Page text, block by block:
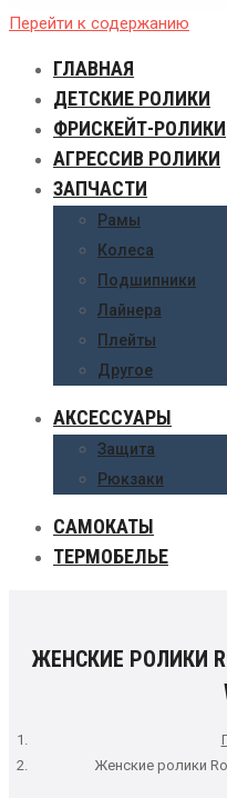
Перейти к содержанию
ГЛАВНАЯ
ДЕТСКИЕ РОЛИКИ
ФРИСКЕЙТ-РОЛИКИ
АГРЕССИВ РОЛИКИ
ЗАПЧАСТИ
Рамы
Колеса
Подшипники
Лайнера
Плейты
Другое
АКСЕССУАРЫ
Защита
Рюкзаки
САМОКАТЫ
ТЕРМОБЕЛЬЕ
ЖЕНСКИЕ РОЛИКИ
Женские ролики